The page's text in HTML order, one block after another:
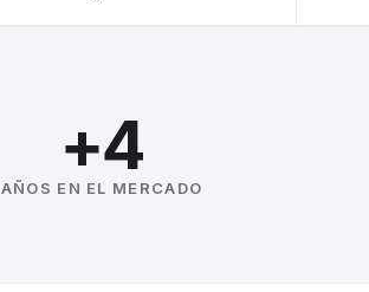
+4
AÑOS EN EL MERCADO